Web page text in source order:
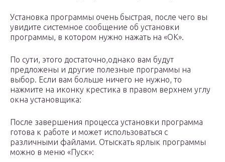
Установка программы очень быстрая, после чего вы
увидите системное сообщение об установки
программы, в котором нужно нажать на «ОК».
По сути, этого достаточно,однако вам будут
предложены и другие полезные программы на
выбор. Если вам больше ничего не нужно, то
нажмите на иконку крестика в правом верхнем углу
окна установщика:
После завершения процесса установки программа
готова к работе и может использоваться с
различными файлами. Отыскать ярлык программы
можно в меню «Пуск»: